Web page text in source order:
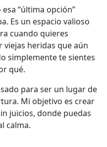
“última opción”
Es un espacio valioso
cuando quieres
viejas heridas que aún
simplemente te sientes
qué.
para ser un lugar de
Mi objetivo es crear
juicios, donde puedas
calma.